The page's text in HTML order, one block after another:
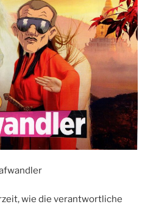
wie die verantwortliche